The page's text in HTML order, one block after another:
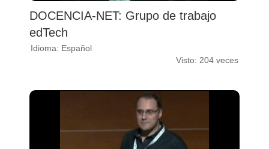
DOCENCIA-NET: Grupo de trabajo
edTech
Idioma: Español
Visto: 204 veces